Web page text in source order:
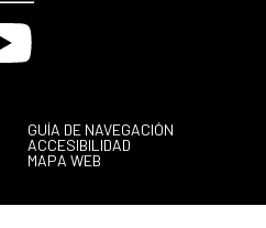
GUÍA DE NAVEGACIÓN
ACCESIBILIDAD
MAPA WEB